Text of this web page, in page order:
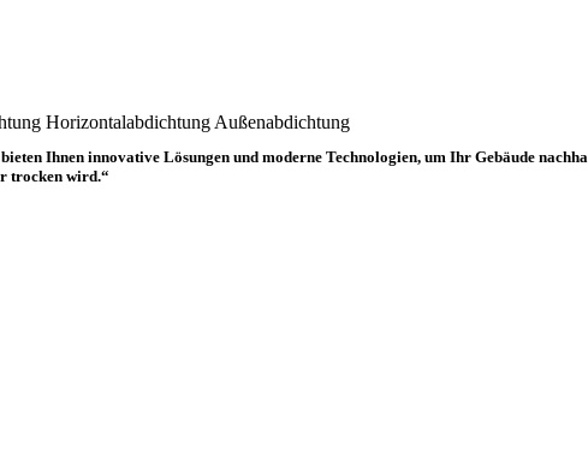
Horizontalabdichtung Außenabdichtung
Ihnen innovative Lösungen und moderne Technologien, um Ihr Gebäude
trocken wird.“